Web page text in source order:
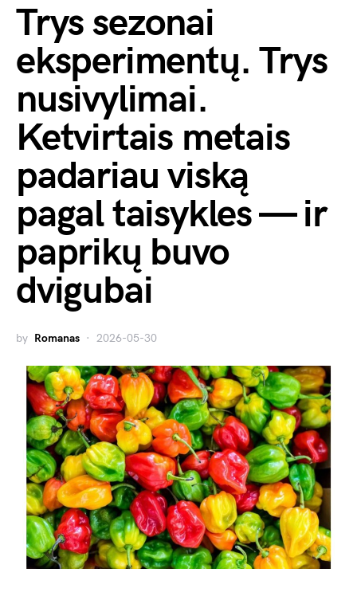
Trys sezonai
eksperimentų. Trys
nusivylimai.
Ketvirtais metais
padariau viską
pagal taisykles — ir
paprikų buvo
dvigubai
by Romanas 2026-05-30